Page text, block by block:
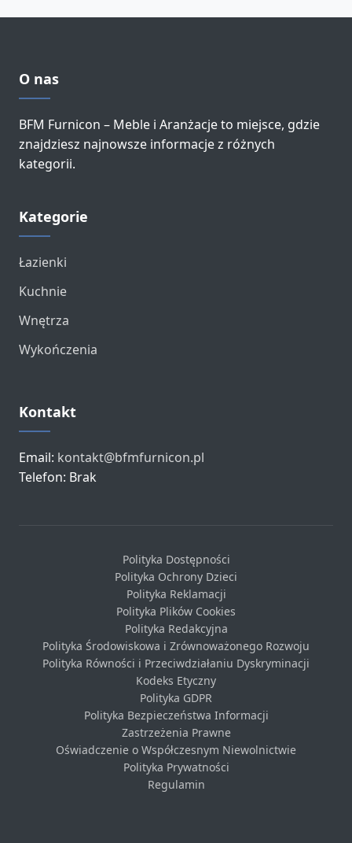
O nas
BFM Furnicon – Meble i Aranżacje to miejsce, gdzie
znajdziesz najnowsze informacje z różnych
kategorii.
Kategorie
Łazienki
Kuchnie
Wnętrza
Wykończenia
Kontakt
Email: kontakt@bfmfurnicon.pl
Telefon: Brak
Polityka Dostępności
Polityka Ochrony Dzieci
Polityka Reklamacji
Polityka Plików Cookies
Polityka Redakcyjna
Polityka Środowiskowa i Zrównoważonego Rozwoju
Polityka Równości i Przeciwdziałaniu Dyskryminacji
Kodeks Etyczny
Polityka GDPR
Polityka Bezpieczeństwa Informacji
Zastrzeżenia Prawne
Oświadczenie o Współczesnym Niewolnictwie
Polityka Prywatności
Regulamin